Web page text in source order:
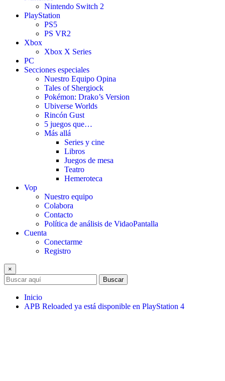
Nintendo Switch 2
PlayStation
PS5
PS VR2
Xbox
Xbox X Series
PC
Secciones especiales
Nuestro Equipo Opina
Tales of Shergiock
Pokémon: Drako’s Version
Ubiverse Worlds
Rincón Gust
5 juegos que…
Más allá
Series y cine
Libros
Juegos de mesa
Teatro
Hemeroteca
Vop
Nuestro equipo
Colabora
Contacto
Política de análisis de VidaoPantalla
Cuenta
Conectarme
Registro
×
Buscar
Inicio
APB Reloaded ya está disponible en PlayStation 4